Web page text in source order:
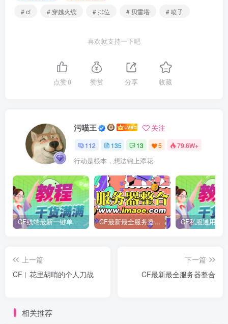
# cf
# 穿越火线 # 排位 # 贝雷塔 # 喷子
喜欢就支持一下吧
点赞0 赞赏 分享 收藏
污喵王 关注
112 135 13 5 79.6W+
行动是根本，想法锦上添花
CF残端最新一键单机版/后续新装备版本第一时间更新 CF最新最全服务器整合 CF私服通用魔
上一篇
CF︱花里胡哨的个人刀战
下一篇
CF最新最全服务器整合
相关推荐